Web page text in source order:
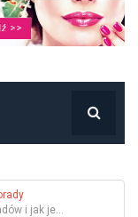
i jak je...